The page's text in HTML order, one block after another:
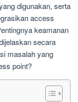
digunakan, serta
access
keamanan
secara
masalah yang
point?